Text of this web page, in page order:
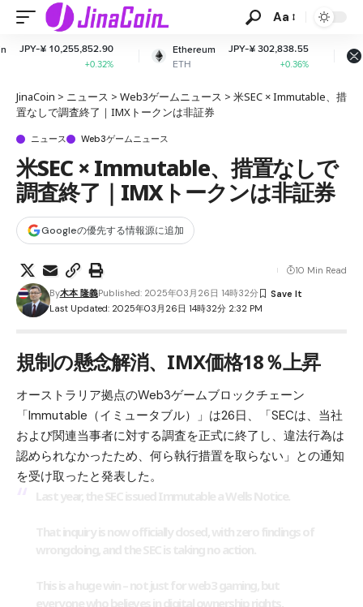
Aa
Ethereum
ETH
JPY-¥ 302,838.55
XRP
XRP
JPY-¥
JinaCoin > ニュース > Web3ゲームニュース > 米SEC × Immutable、措
置なしで調査終了｜IMXトークンは非証券
ニュース Web3ゲームニュース
米SEC × Immutable、措置なしで
調査終了｜IMXトークンは非証券
Googleの優先する情報源に追加
Last Updated: 2025年03月26日 14時32分 2:32 PM
By木本 隆義Published: 2025年03月26日 14時32分
10 Min Read
規制の懸念解消、IMX価格18％上昇
オーストラリア拠点のWeb3ゲームブロックチェーン
「Immutable（イミュータブル）」は26日、「SECは、当社
および関連当事者に対する調査を正式に終了し、違法行為は
認められなかったため、何ら執行措置を取らない」との通知
を受け取ったと発表した。